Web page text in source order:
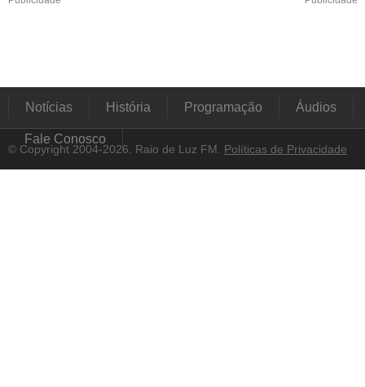
Notícias História Programação Áudios
Fale Conosco
© Copyright 2004-2026. Raio de Luz FM. Políticas de Privacidade